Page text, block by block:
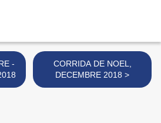
CORRIDA DE NOEL,
DECEMBRE 2018 >